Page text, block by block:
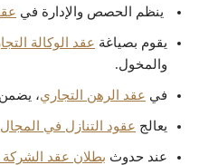
ينظم الحصص والإدارة في
يقوم بصياغة عقد الوكالة
والمخول.
في عقد الرهن التجاري،
يعالج عقود التنازل في
عند حدوث بطلان عقد الشركة